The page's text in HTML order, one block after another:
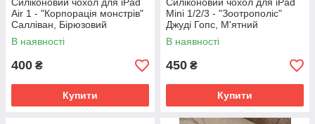
Силіконовий чохол для iPad
Air 1 - "Корпорація монстрів"
Салліван, Бірюзовий
В наявності
400 ₴
Купити
Силіконовий чохол для iPad
Mini 1/2/3 - "Зоотрополіс"
Джуді Гопс, М'ятний
В наявності
450 ₴
Купити